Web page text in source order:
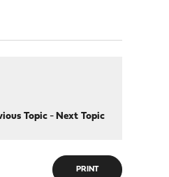
Topic- Next Topic
PRINT